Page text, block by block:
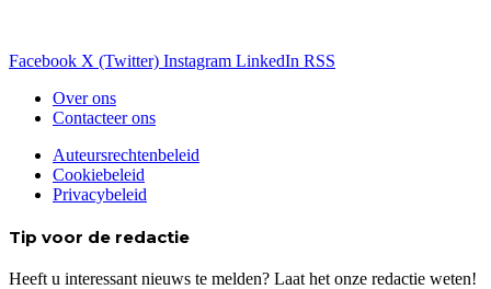
Facebook X (Twitter) Instagram LinkedIn RSS
Over ons
Contacteer ons
Auteursrechtenbeleid
Cookiebeleid
Privacybeleid
Tip voor de redactie
Heeft u interessant nieuws te melden? Laat het onze redactie weten!